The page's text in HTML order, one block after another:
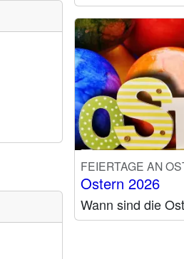
FEIERTAGE AN
Ostern 2026
Wann sind die